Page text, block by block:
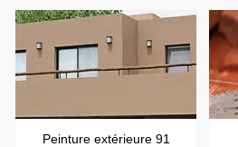
Peinture extérieure 91